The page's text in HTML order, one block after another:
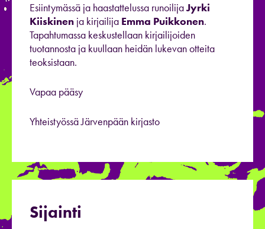
Esiintymässä ja haastattelussa runoilijaJyrki
Kiiskinen ja kirjailija Emma Puikkonen.
Tapahtumassa keskustellaan kirjailijoiden
tuotannosta ja kuullaan heidän lukevan otteita
teoksistaan.
Vapaa pääsy
Yhteistyössä Järvenpään kirjasto
Sijainti